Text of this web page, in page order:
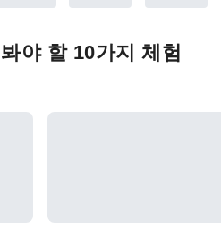
야 할 10가지 체험